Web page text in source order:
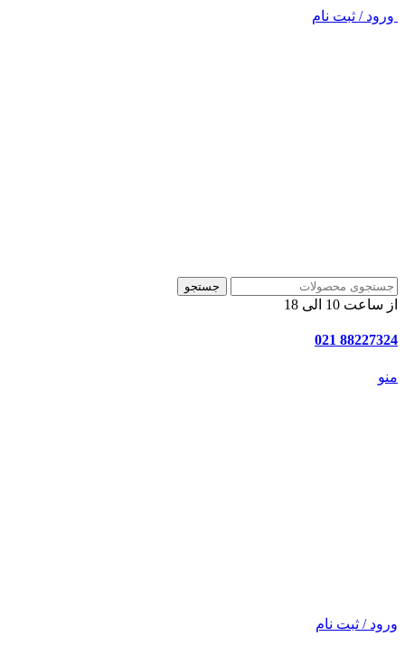
ورود / ثبت نام
جستجو
از ساعت 10 الی 18
88227324 021
منو
ورود / ثبت نام